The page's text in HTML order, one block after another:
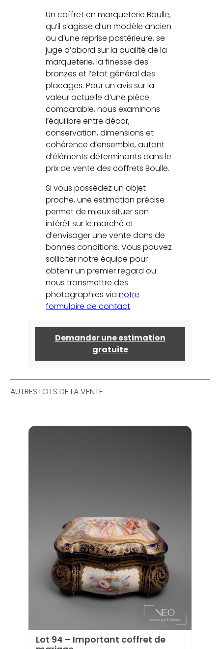
Un coffret en marqueterie Boulle,
qu’il s’agisse d’un modèle ancien
ou d’une reprise postérieure, se
juge d’abord sur la qualité de la
marqueterie, la finesse des
bronzes et l’état général des
placages. Pour un avis sur la
valeur actuelle d’une pièce
comparable, nous examinons
l’équilibre entre décor,
conservation, dimensions et
cohérence d’ensemble, autant
d’éléments déterminants dans le
prix de vente des coffrets Boulle.
Si vous possédez un objet
proche, une estimation précise
permet de mieux situer son
intérêt sur le marché et
d’envisager une vente dans de
bonnes conditions. Vous pouvez
solliciter notre équipe pour
obtenir un premier regard ou
nous transmettre des
photographies vianotre
formulaire de contact.
Demander une estimation
gratuite
AUTRES LOTS DE LA VENTE
Lot 94 – Important coffret de